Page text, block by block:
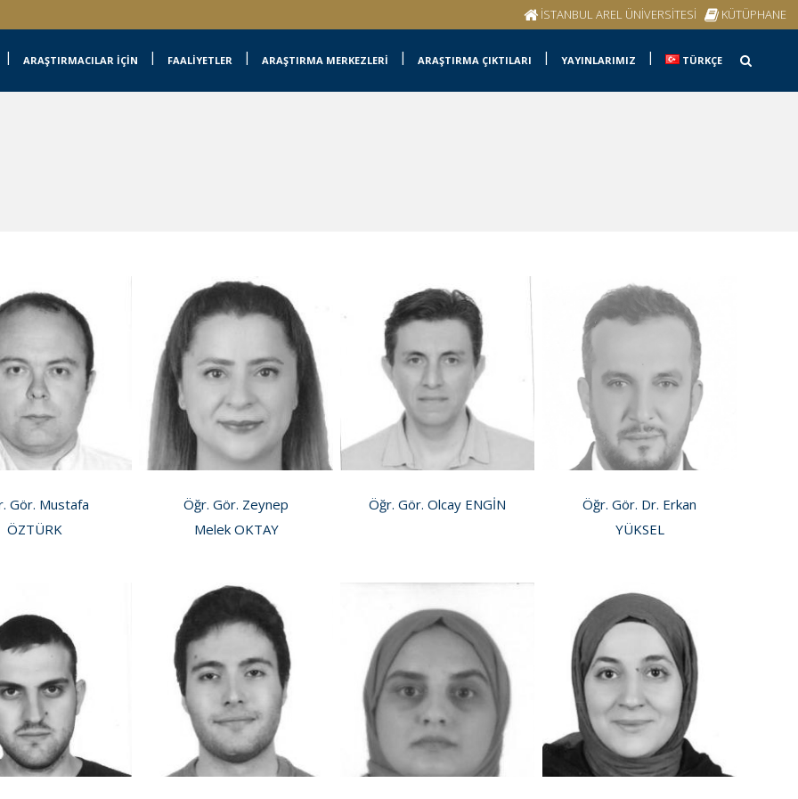
İSTANBUL AREL ÜNİVERSİTESİ KÜTÜPHANE
ARAŞTIRMACILAR İÇİN FAALİYETLER ARAŞTIRMA MERKEZLERİ ARAŞTIRMA ÇIKTILARI YAYINLARIMIZ TÜRKÇE
Gör. Mustafa
ÖZTÜRK
Öğr. Gör. Zeynep
Melek OKTAY
Öğr. Gör. Olcay ENGİN
Öğr. Gör. Dr. Erkan
YÜKSEL